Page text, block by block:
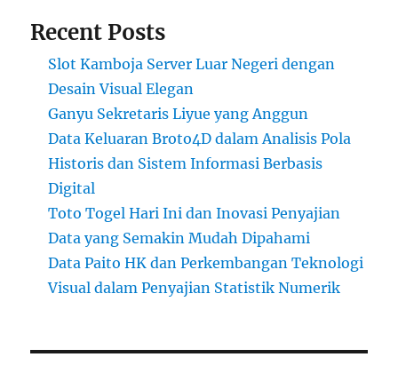
Recent Posts
Slot Kamboja Server Luar Negeri dengan
Desain Visual Elegan
Ganyu Sekretaris Liyue yang Anggun
Data Keluaran Broto4D dalam Analisis Pola
Historis dan Sistem Informasi Berbasis
Digital
Toto Togel Hari Ini dan Inovasi Penyajian
Data yang Semakin Mudah Dipahami
Data Paito HK dan Perkembangan Teknologi
Visual dalam Penyajian Statistik Numerik